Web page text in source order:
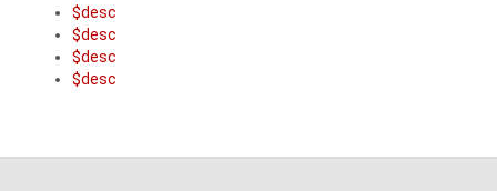
$desc
$desc
$desc
$desc